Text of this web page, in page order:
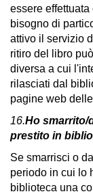
essere
bisogno di
attivo il servizio
ritiro del libro
diversa a cui
rilasciati dal
pagine web
16.Ho smarrito/
prestito in
Se smarrisci o
periodo in cui lo
biblioteca una